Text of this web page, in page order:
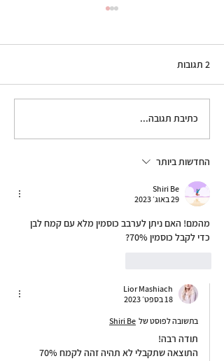
לחם תירס (קורנברד) עם
חמאה חומה ומייפל
2 תגובות
כתיבת תגובה...
החדשות ביותר
Shiri Be
29 באוג׳ 2023
מהמם! האם ניתן לערבב כוסמין מלא עם קמח לבן
כדי לקבל כוסמין 70%?
Lior Mashiach
18 בספט׳ 2023
בתשובה לפוסט של Shiri Be
תודה רבה!